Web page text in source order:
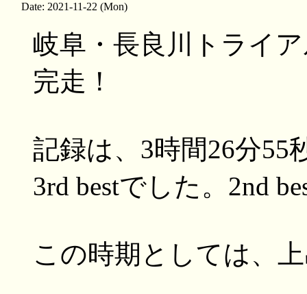
Date: 2021-11-22 (Mon)
岐阜・長良川トライ
完走！
記録は、3時間26分55
3rd bestでした。2nd
この時期としては、